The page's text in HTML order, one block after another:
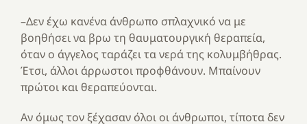
–Δεν έχω κανένα άνθρωπο σπλαχνικό να με
βοηθήσει να βρω τη θαυματουργική θεραπεία,
όταν ο άγγελος ταράζει τα νερά της κολυμβήθρας.
Έτσι, άλλοι άρρωστοι προφθάνουν. Μπαίνουν
πρώτοι και θεραπεύονται.
Αν όμως τον ξέχασαν όλοι οι άνθρωποι, τίποτα δεν